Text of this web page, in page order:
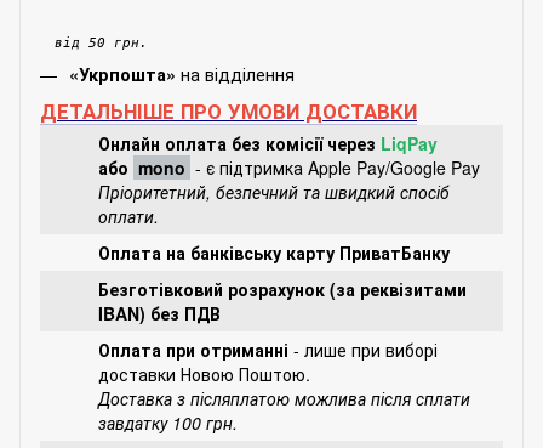
від 50 грн.
«Укрпошта» на відділення
ДЕТАЛЬНІШЕ ПРО УМОВИ ДОСТАВКИ
Онлайн оплата без комісії через LiqPay
або mono - є підтримка Apple Pay/Google Pay
Пріоритетний, безпечний та швидкий спосіб
оплати.
Оплата на банківську карту ПриватБанку
Безготівковий розрахунок (за реквізитами
IBAN) без ПДВ
Оплата при отриманні - лише при виборі
доставки Новою Поштою.
Доставка з післяплатою можлива після сплати
завдатку 100 грн.